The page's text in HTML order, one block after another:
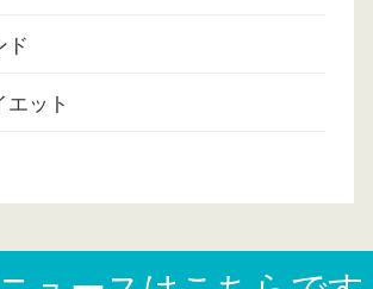
ド
エット